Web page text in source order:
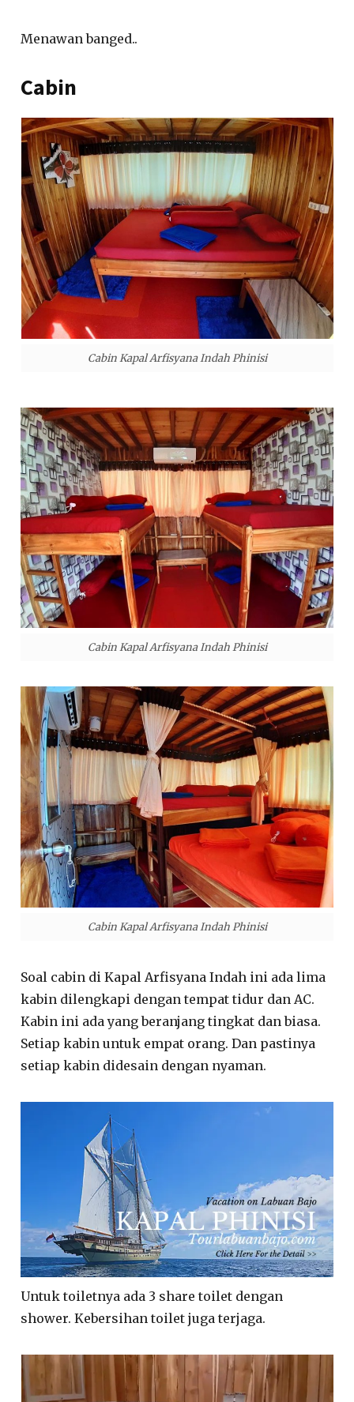
Menawan banged..
Cabin
Cabin Kapal Arfisyana Indah Phinisi
Cabin Kapal Arfisyana Indah Phinisi
Cabin Kapal Arfisyana Indah Phinisi
Soal cabin di Kapal Arfisyana Indah ini ada lima
kabin dilengkapi dengan tempat tidur dan AC.
Kabin ini ada yang beranjang tingkat dan biasa.
Setiap kabin untuk empat orang. Dan pastinya
setiap kabin didesain dengan nyaman.
Untuk toiletnya ada 3 share toilet dengan
shower. Kebersihan toilet juga terjaga.